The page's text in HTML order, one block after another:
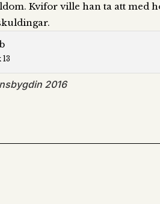
Kvifor ville han ta att med
2016